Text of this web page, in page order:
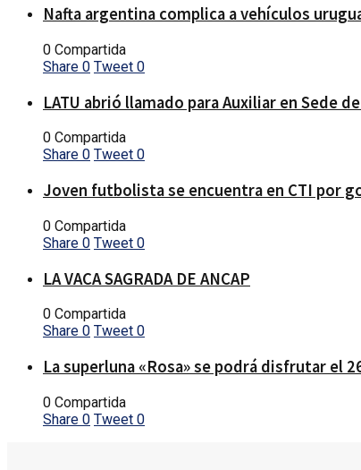
Nafta argentina complica a vehículos
0 Compartida
Share 0 Tweet 0
LATU abrió llamado para Auxiliar en Sede
0 Compartida
Share 0 Tweet 0
Joven futbolista se encuentra en CTI por
0 Compartida
Share 0 Tweet 0
LA VACA SAGRADA DE ANCAP
0 Compartida
Share 0 Tweet 0
La superluna «Rosa» se podrá disfrutar el
0 Compartida
Share 0 Tweet 0